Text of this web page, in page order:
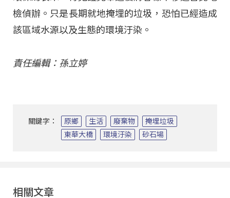
檢偵辦。只是長期就地掩埋的垃圾，恐怕已經造成
該區域水源以及生態的環境汙染。
責任編輯：孫立婷
關鍵字： 原鄉 生活 廢棄物
掩埋垃圾
東華大橋
環境汙染 砂石場
相關文章